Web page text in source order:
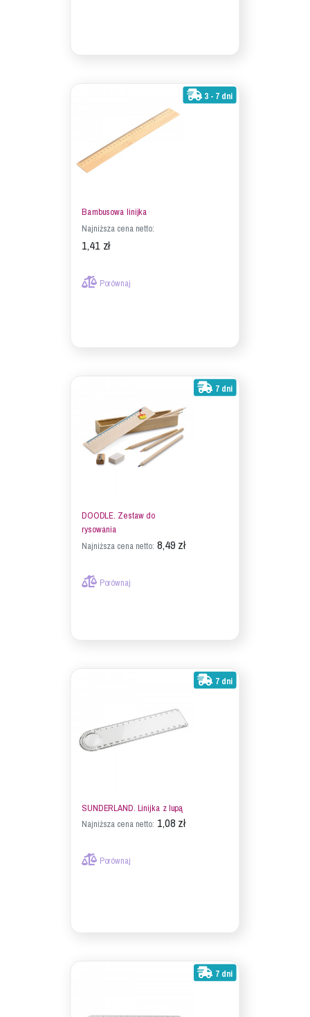
3 - 7 dni
Bambusowa linijka
Najniższa cena netto:
1,41 zł
Porównaj
7 dni
DOODLE. Zestaw do
rysowania
Najniższa cena netto: 8,49 zł
Porównaj
7 dni
SUNDERLAND. Linijka z lupą
Najniższa cena netto: 1,08 zł
Porównaj
7 dni